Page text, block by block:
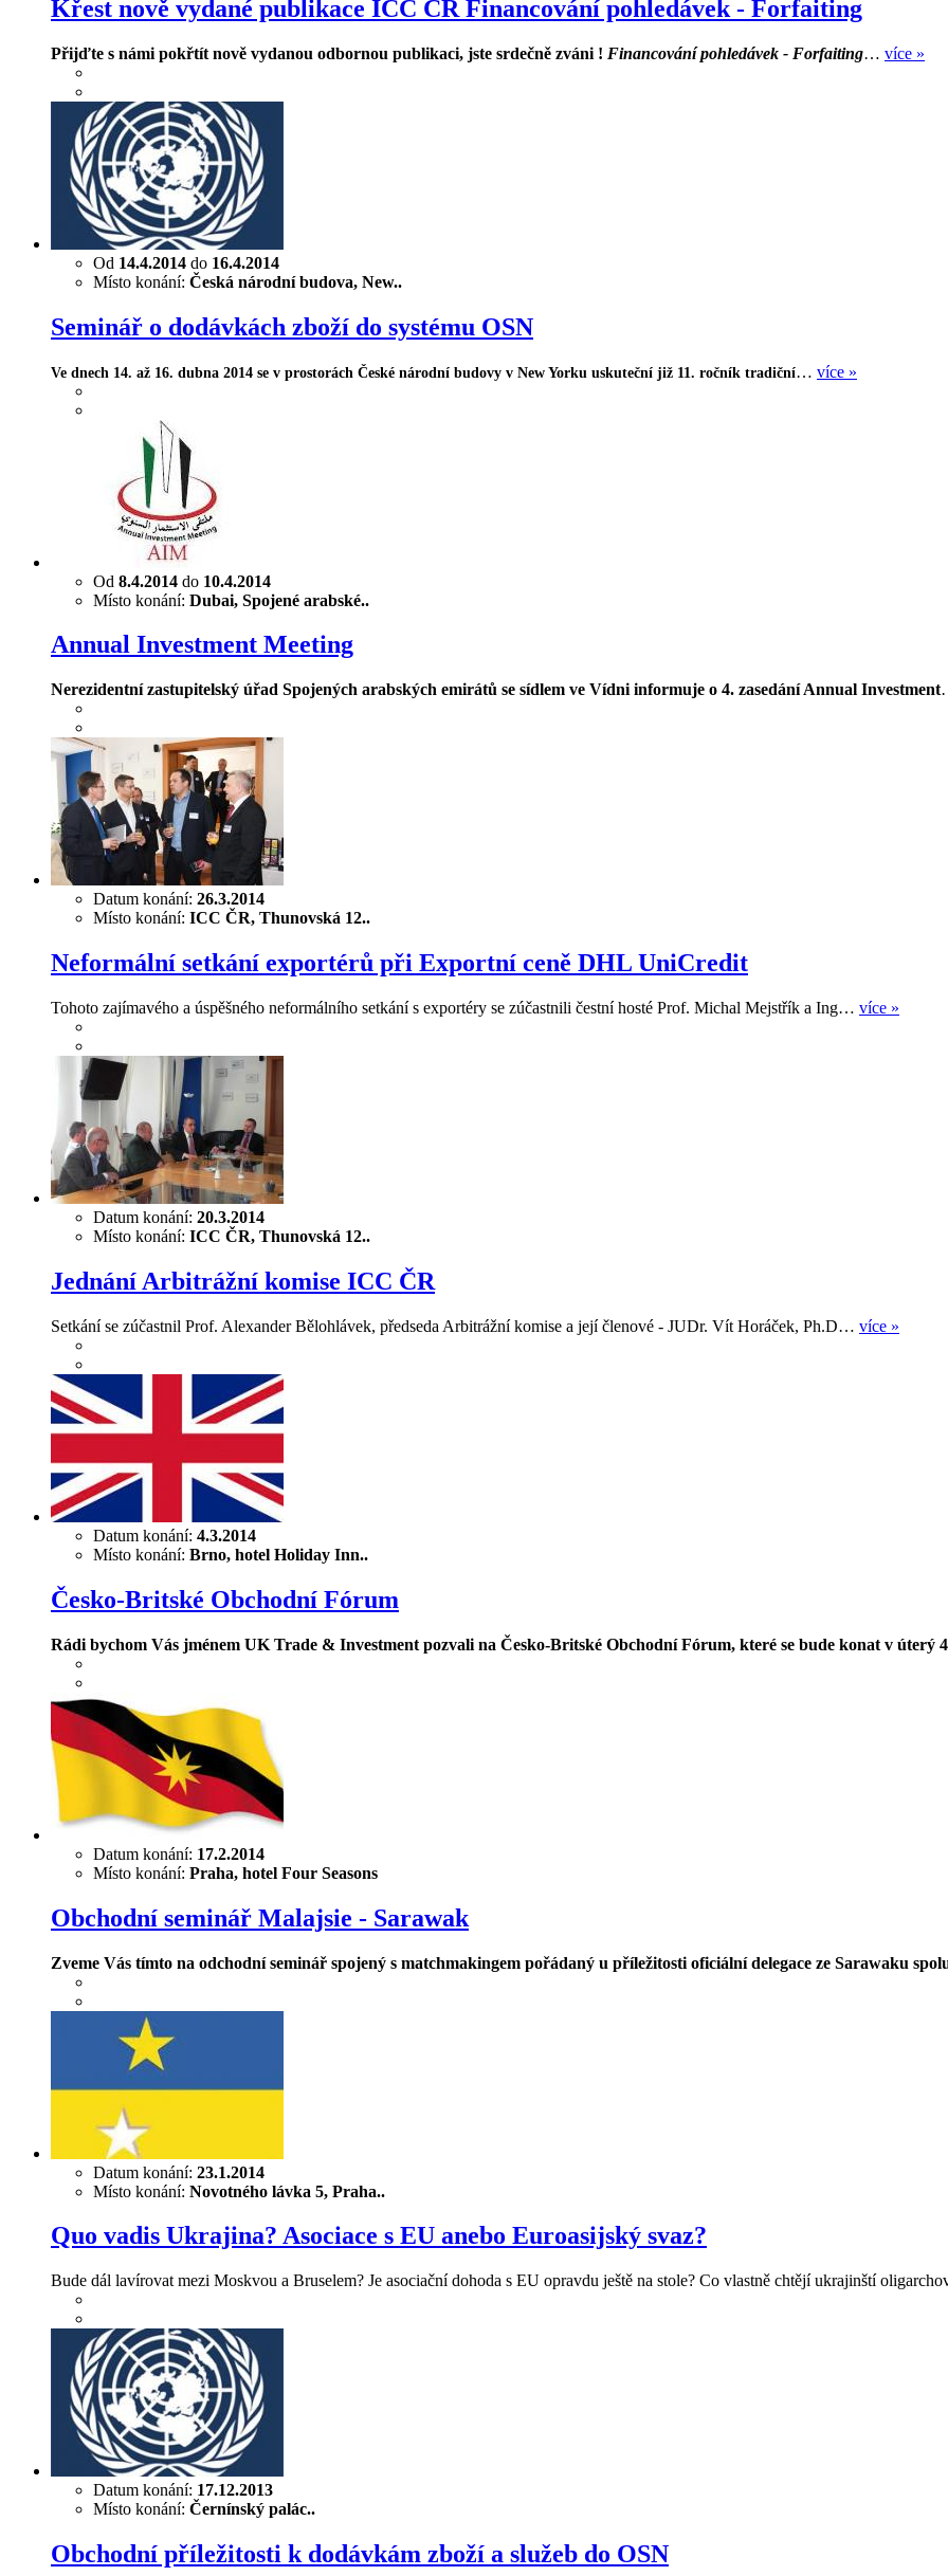
Křest nově vydané publikace ICC ČR Financování pohledávek - Forfaiting
Přijďte s námi pokřtít nově vydanou odbornou publikaci, jste srdečně zváni ! Financování pohledávek - Forfaiting… více »
Od 14.4.2014 do 16.4.2014
Místo konání: Česká národní budova, New..
Seminář o dodávkách zboží do systému OSN
Ve dnech 14. až 16. dubna 2014 se v prostorách České národní budovy v New Yorku uskuteční již 11. ročník tradiční… více »
Od 8.4.2014 do 10.4.2014
Místo konání: Dubai, Spojené arabské..
Annual Investment Meeting
Nerezidentní zastupitelský úřad Spojených arabských emirátů se sídlem ve Vídni informuje o 4. zasedání Annual Investment
Datum konání: 26.3.2014
Místo konání: ICC ČR, Thunovská 12..
Neformální setkání exportérů při Exportní ceně DHL UniCredit
Tohoto zajímavého a úspěšného neformálního setkání s exportéry se zúčastnili čestní hosté Prof. Michal Mejstřík a Ing… více »
Datum konání: 20.3.2014
Místo konání: ICC ČR, Thunovská 12..
Jednání Arbitrážní komise ICC ČR
Setkání se zúčastnil Prof. Alexander Bělohlávek, předseda Arbitrážní komise a její členové - JUDr. Vít Horáček, Ph.D… více »
Datum konání: 4.3.2014
Místo konání: Brno, hotel Holiday Inn..
Česko-Britské Obchodní Fórum
Rádi bychom Vás jménem UK Trade & Investment pozvali na Česko-Britské Obchodní Fórum, které se bude konat v úterý 4
Datum konání: 17.2.2014
Místo konání: Praha, hotel Four Seasons
Obchodní seminář Malajsie - Sarawak
Zveme Vás tímto na odchodní seminář spojený s matchmakingem pořádaný u příležitosti oficiální delegace ze Sarawaku
Datum konání: 23.1.2014
Místo konání: Novotného lávka 5, Praha..
Quo vadis Ukrajina? Asociace s EU anebo Euroasijský svaz?
Bude dál lavírovat mezi Moskvou a Bruselem? Je asociační dohoda s EU opravdu ještě na stole? Co vlastně chtějí ukrajinští
Datum konání: 17.12.2013
Místo konání: Černínský palác..
Obchodní příležitosti k dodávkám zboží a služeb do OSN